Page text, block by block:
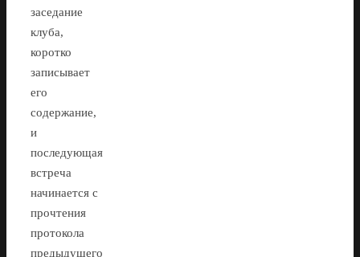
заседание
клуба,
коротко
записывает
его
содержание,
и
последующая
встреча
начинается с
прочтения
протокола
предыдущего